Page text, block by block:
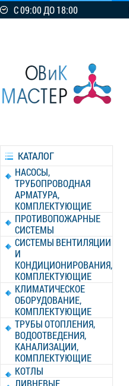
С 09:00 ДО 18:00
КАТАЛОГ
НАСОСЫ,
ТРУБОПРОВОДНАЯ
АРМАТУРА,
КОМПЛЕКТУЮЩИЕ
ПРОТИВОПОЖАРНЫЕ
СИСТЕМЫ
СИСТЕМЫ ВЕНТИЛЯЦИИ
И
КОНДИЦИОНИРОВАНИЯ,
КОМПЛЕКТУЮЩИЕ
КЛИМАТИЧЕСКОЕ
ОБОРУДОВАНИЕ,
КОМПЛЕКТУЮЩИЕ
ТРУБЫ ОТОПЛЕНИЯ,
ВОДООТВЕДЕНИЯ,
КАНАЛИЗАЦИИ,
КОМПЛЕКТУЮЩИЕ
КОТЛЫ
ЛИВНЕВЫЕ